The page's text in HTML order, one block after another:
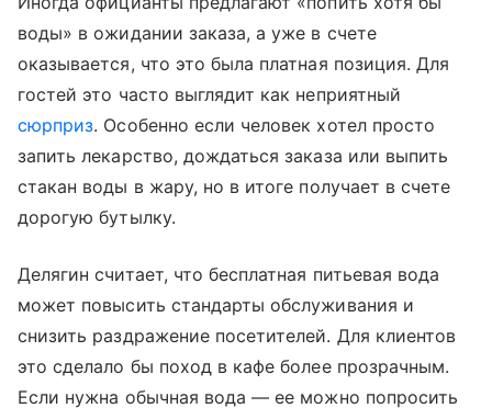
воды» в ожидании заказа, а уже в счете
оказывается, что это была платная позиция. Для
гостей это часто выглядит как неприятный
сюрприз. Особенно если человек хотел просто
запить лекарство, дождаться заказа или выпить
стакан воды в жару, но в итоге получает в счете
дорогую бутылку.
Делягин считает, что бесплатная питьевая вода
может повысить стандарты обслуживания и
снизить раздражение посетителей. Для клиентов
это сделало бы поход в кафе более прозрачным.
Если нужна обычная вода — ее можно попросить